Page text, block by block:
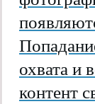
охвата и
контент